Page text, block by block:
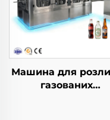
Машина для
газованих